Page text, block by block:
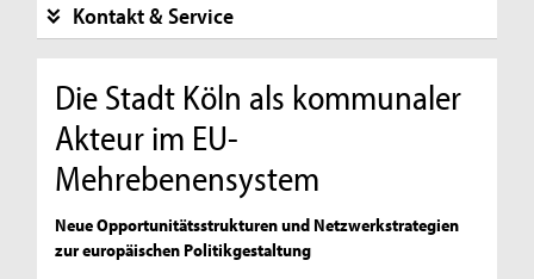
Kontakt & Service
Die Stadt Köln als kommunaler
Akteur im EU-
Mehrebenensystem
Neue Opportunitätsstrukturen und Netzwerkstrategien
zur europäischen Politikgestaltung